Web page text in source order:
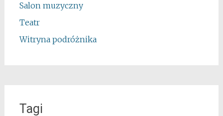
Salon muzyczny
Teatr
Witryna podróżnika
Tagi